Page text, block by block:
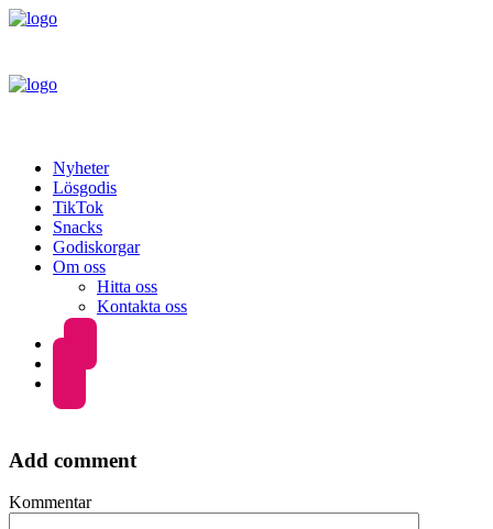
Nyheter
Lösgodis
TikTok
Snacks
Godiskorgar
Om oss
Hitta oss
Kontakta oss
Add comment
Kommentar